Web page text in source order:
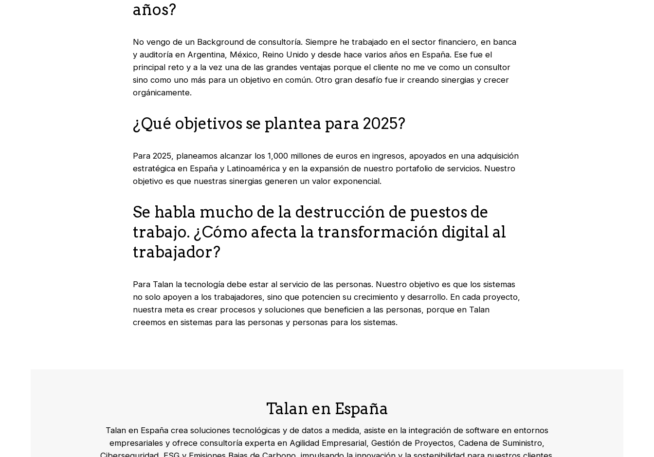
años?
No vengo de un Background de consultoría. Siempre he trabajado en el sector financiero, en banca
y auditoría en Argentina, México, Reino Unido y desde hace varios años en España. Ese fue el
principal reto y a la vez una de las grandes ventajas porque el cliente no me ve como un consultor
sino como uno más para un objetivo en común. Otro gran desafío fue ir creando sinergias y crecer
orgánicamente.
¿Qué objetivos se plantea para 2025?
Para 2025, planeamos alcanzar los 1,000 millones de euros en ingresos, apoyados en una adquisición
estratégica en España y Latinoamérica y en la expansión de nuestro portafolio de servicios. Nuestro
objetivo es que nuestras sinergias generen un valor exponencial.
Se habla mucho de la destrucción de puestos de
trabajo. ¿Cómo afecta la transformación digital al
trabajador?
Para Talan la tecnología debe estar al servicio de las personas. Nuestro objetivo es que los sistemas
no solo apoyen a los trabajadores, sino que potencien su crecimiento y desarrollo. En cada proyecto,
nuestra meta es crear procesos y soluciones que beneficien a las personas, porque en Talan
creemos en sistemas para las personas y personas para los sistemas.
Talan en España
Talan en España crea soluciones tecnológicas y de datos a medida, asiste en la integración de software en entornos
empresariales y ofrece consultoría experta en Agilidad Empresarial, Gestión de Proyectos, Cadena de Suministro,